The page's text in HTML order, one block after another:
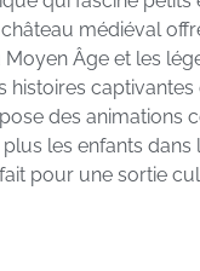
médiéval
Âge et les
histoires captivantes
des animations
les enfants dans
pour une sortie